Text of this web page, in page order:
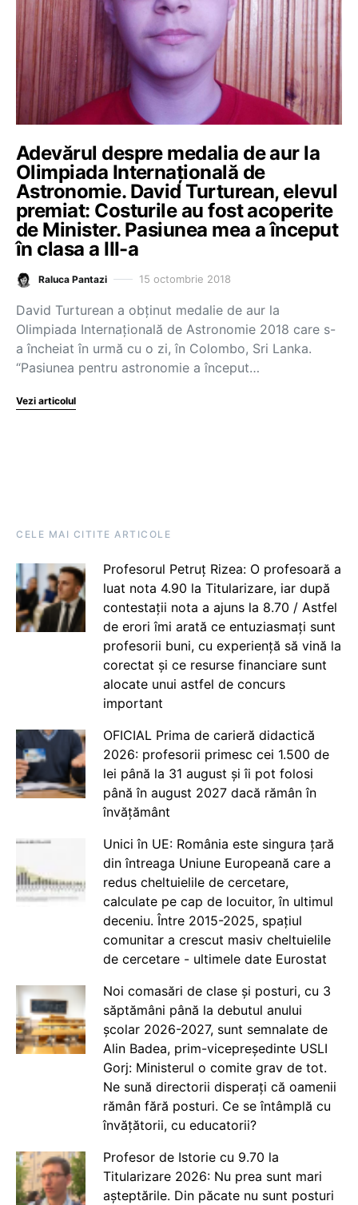
Adevărul despre medalia de aur la
Olimpiada Internațională de
Astronomie. David Turturean, elevul
premiat: Costurile au fost acoperite
de Minister. Pasiunea mea a început
în clasa a III-a
Raluca Pantazi 15 octombrie 2018
David Turturean a obținut medalie de aur la
Olimpiada Internațională de Astronomie 2018 care s-
a încheiat în urmă cu o zi, în Colombo, Sri Lanka.
“Pasiunea pentru astronomie a început…
Vezi articolul
CELE MAI CITITE ARTICOLE
Profesorul Petruț Rizea: O profesoară a
luat nota 4.90 la Titularizare, iar după
contestații nota a ajuns la 8.70 / Astfel
de erori îmi arată ce entuziasmați sunt
profesorii buni, cu experiență să vină la
corectat și ce resurse financiare sunt
alocate unui astfel de concurs
important
OFICIAL Prima de carieră didactică
2026: profesorii primesc cei 1.500 de
lei până la 31 august și îi pot folosi
până în august 2027 dacă rămân în
învățământ
Unici în UE: România este singura țară
din întreaga Uniune Europeană care a
redus cheltuielile de cercetare,
calculate pe cap de locuitor, în ultimul
deceniu. Între 2015-2025, spațiul
comunitar a crescut masiv cheltuielile
de cercetare - ultimele date Eurostat
Noi comasări de clase și posturi, cu 3
săptămâni până la debutul anului
școlar 2026-2027, sunt semnalate de
Alin Badea, prim-vicepreședinte USLI
Gorj: Ministerul o comite grav de tot.
Ne sună directorii disperați că oamenii
rămân fără posturi. Ce se întâmplă cu
învățătorii, cu educatorii?
Profesor de Istorie cu 9.70 la
Titularizare 2026: Nu prea sunt mari
așteptările. Din păcate nu sunt posturi